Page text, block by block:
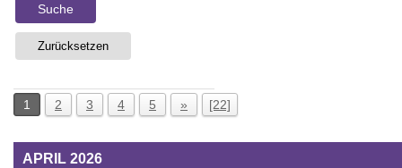
Suche
Zurücksetzen
1 2 3 4 5 » [22]
APRIL 2026